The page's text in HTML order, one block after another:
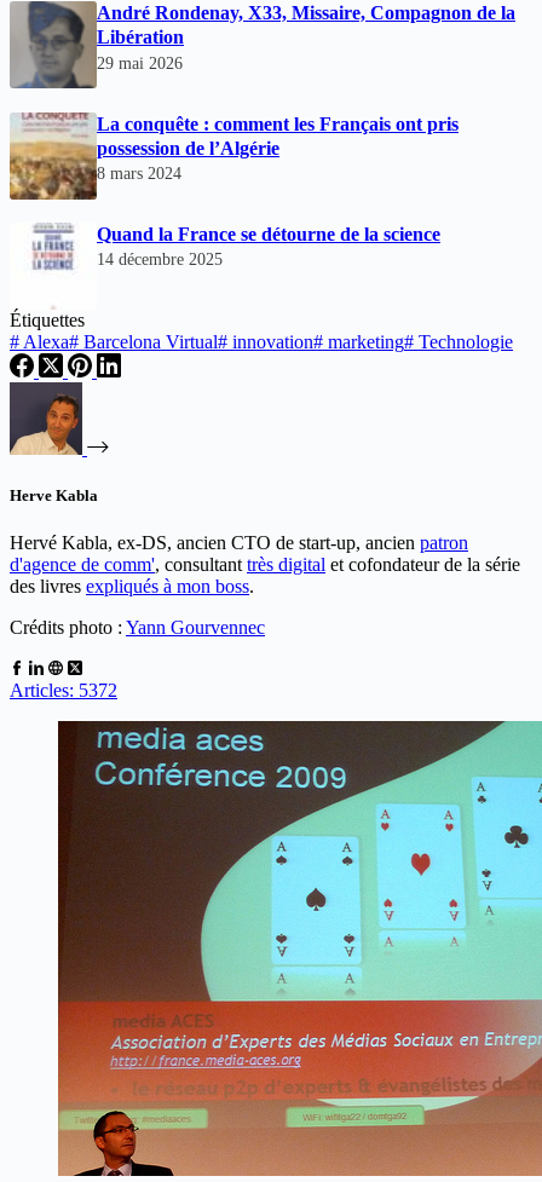
André Rondenay, X33, Missaire, Compagnon de la
Libération
29 mai 2026
La conquête : comment les Français ont pris
possession de l’Algérie
8 mars 2024
Quand la France se détourne de la science
14 décembre 2025
Étiquettes
# Alexa# Barcelona Virtual# innovation# marketing# Technologie
Herve Kabla
Hervé Kabla, ex-DS, ancien CTO de start-up, ancien patron
d'agence de comm', consultant très digital et cofondateur de la série
des livres expliqués à mon boss.
Crédits photo : Yann Gourvennec
Articles: 5372